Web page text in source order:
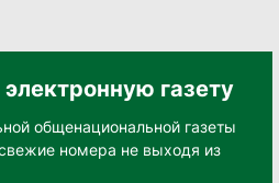
газету
общенациональной газеты
номера не выходя из